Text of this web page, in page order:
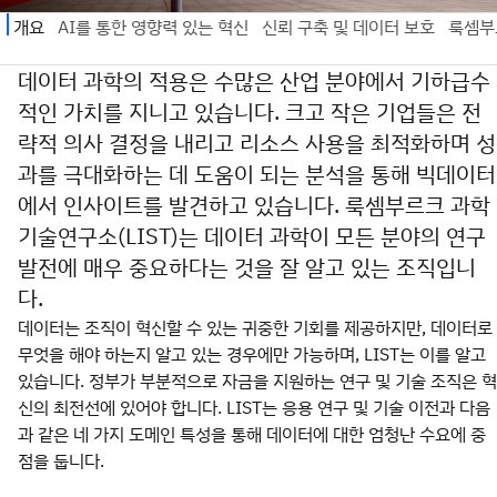
데이터 과학의 적용은 수많은 산업 분야에서 기하급수
적인 가치를 지니고 있습니다. 크고 작은 기업들은 전
략적 의사 결정을 내리고 리소스 사용을 최적화하며 성
과를 극대화하는 데 도움이 되는 분석을 통해 빅데이터
에서 인사이트를 발견하고 있습니다. 룩셈부르크 과학
기술연구소(LIST)는 데이터 과학이 모든 분야의 연구
발전에 매우 중요하다는 것을 잘 알고 있는 조직입니
다.
데이터는 조직이 혁신할 수 있는 귀중한 기회를 제공하지만, 데이터로
무엇을 해야 하는지 알고 있는 경우에만 가능하며, LIST는 이를 알고
있습니다. 정부가 부분적으로 자금을 지원하는 연구 및 기술 조직은 혁
신의 최전선에 있어야 합니다. LIST는 응용 연구 및 기술 이전과 다음
과 같은 네 가지 도메인 특성을 통해 데이터에 대한 엄청난 수요에 중
점을 둡니다.